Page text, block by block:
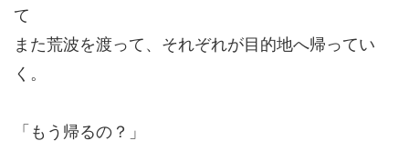
て
また荒波を渡って、それぞれが目的地へ帰ってい
く。
「もう帰るの？」